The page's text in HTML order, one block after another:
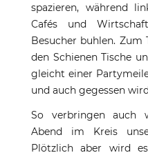
spazieren, während
Cafés und
Besucher buhlen. Zum
den Schienen Tische
gleicht einer
und auch gegessen
So verbringen auch
Abend im Kreis
Plötzlich aber wird